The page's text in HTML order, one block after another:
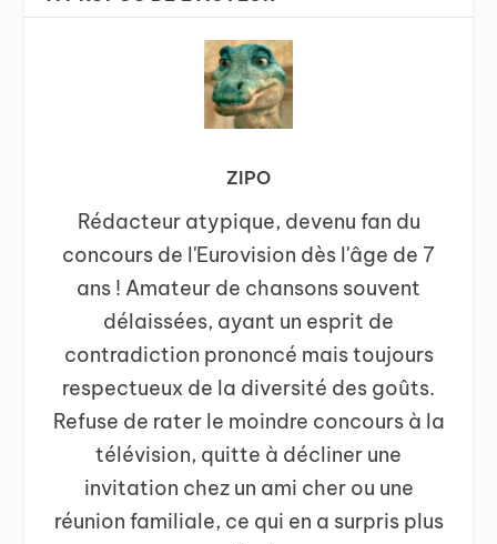
ZIPO
Rédacteur atypique, devenu fan du
concours de l'Eurovision dès l'âge de 7
ans ! Amateur de chansons souvent
délaissées, ayant un esprit de
contradiction prononcé mais toujours
respectueux de la diversité des goûts.
Refuse de rater le moindre concours à la
télévision, quitte à décliner une
invitation chez un ami cher ou une
réunion familiale, ce qui en a surpris plus